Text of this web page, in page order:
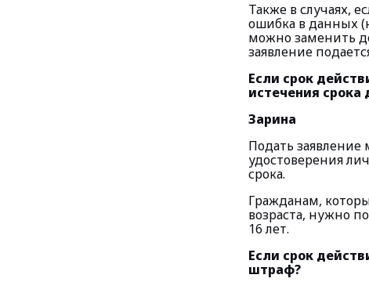
Также в случаях,
ошибка в данных
можно заменить
заявление
Если срок
истечения срока
Зарина
Подать
удостоверения
срока.
Гражданам,
возраста, нужно
16 лет.
Если срок
штраф?